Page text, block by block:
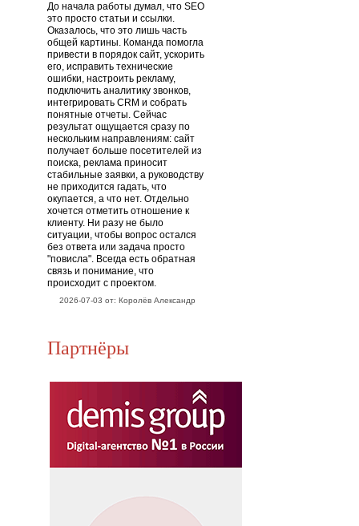
До начала работы думал, что SEO
это просто статьи и ссылки.
Оказалось, что это лишь часть
общей картины. Команда помогла
привести в порядок сайт, ускорить
его, исправить технические
ошибки, настроить рекламу,
подключить аналитику звонков,
интегрировать CRM и собрать
понятные отчеты. Сейчас
результат ощущается сразу по
нескольким направлениям: сайт
получает больше посетителей из
поиска, реклама приносит
стабильные заявки, а руководству
не приходится гадать, что
окупается, а что нет. Отдельно
хочется отметить отношение к
клиенту. Ни разу не было
ситуации, чтобы вопрос остался
без ответа или задача просто
"повисла". Всегда есть обратная
связь и понимание, что
происходит с проектом.
2026-07-03 от: Королёв Александр
Партнёры